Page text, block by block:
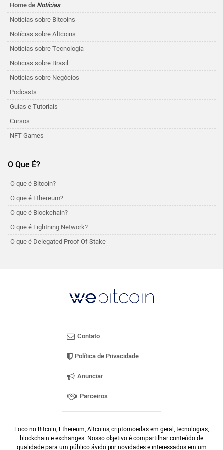
Home de Notícias
Notícias sobre Bitcoins
Notícias sobre Altcoins
Noticias sobre Tecnologia
Noticias sobre Brasil
Noticias sobre Negócios
Podcasts
Guias e Tutoriais
Cursos
NFT Games
O Que É?
O que é Bitcoin?
O que é Ethereum?
O que é Blockchain?
O que é Lightning Network?
O que é Delegated Proof Of Stake
Contato
Política de Privacidade
Anunciar
Parceiros
Foco no Bitcoin, Ethereum, Altcoins, criptomoedas em geral, tecnologias,
blockchain e exchanges. Nosso objetivo é compartilhar conteúdo de
qualidade para um público ávido por novidades e interessados em um